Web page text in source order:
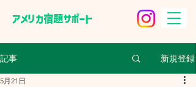
​アメリカ宿題サポート
記事 新規登録
5月21日